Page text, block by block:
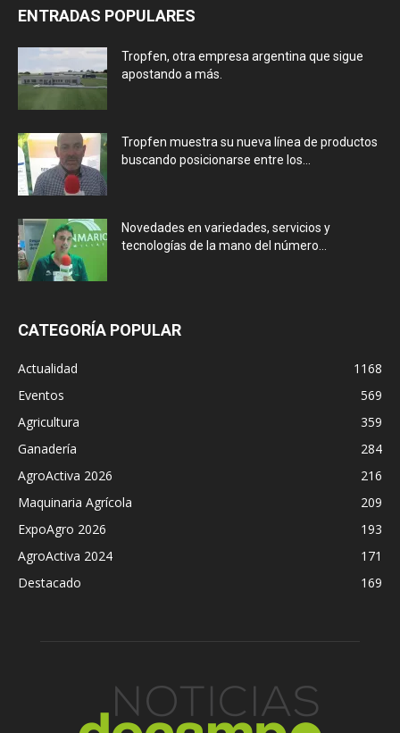
ENTRADAS POPULARES
Tropfen, otra empresa argentina que sigue
apostando a más.
Tropfen muestra su nueva línea de productos
buscando posicionarse entre los...
Novedades en variedades, servicios y
tecnologías de la mano del número...
CATEGORÍA POPULAR
Actualidad
1168
Eventos
569
Agricultura
359
Ganadería
284
AgroActiva 2026
216
Maquinaria Agrícola
209
ExpoAgro 2026
193
AgroActiva 2024
171
Destacado
169